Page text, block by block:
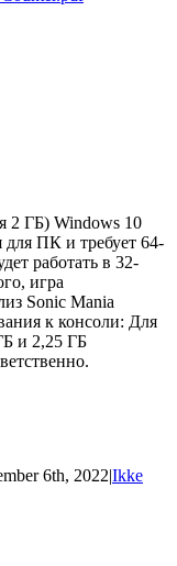
2 ГБ) Windows 10
для ПК и требует 64-
работать в 32-
игра
Sonic Mania
к консоли: Для
и 2,25 ГБ
6th, 2022|Ikke